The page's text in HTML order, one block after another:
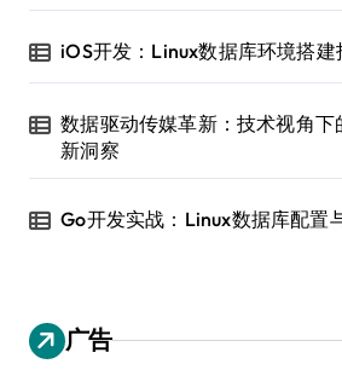
iOS开发：Linux数据库环境搭建
数据驱动传媒革新：技术视角下
新洞察
Go开发实战：Linux数据库配置
广告